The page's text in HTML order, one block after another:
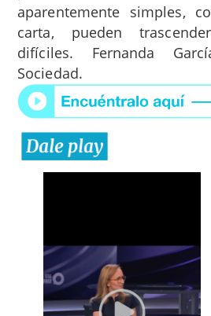
aparentemente simples,
carta, pueden
difíciles. Fernanda
Sociedad.